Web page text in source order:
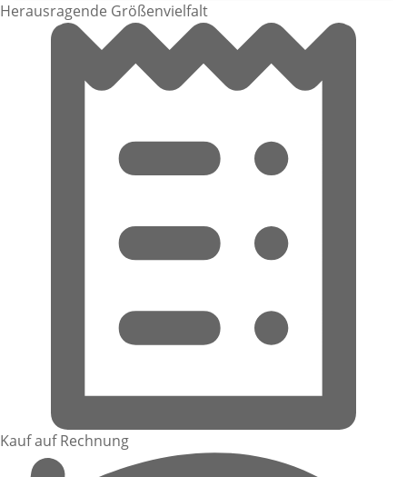
Herausragende Größenvielfalt
Kauf auf Rechnung